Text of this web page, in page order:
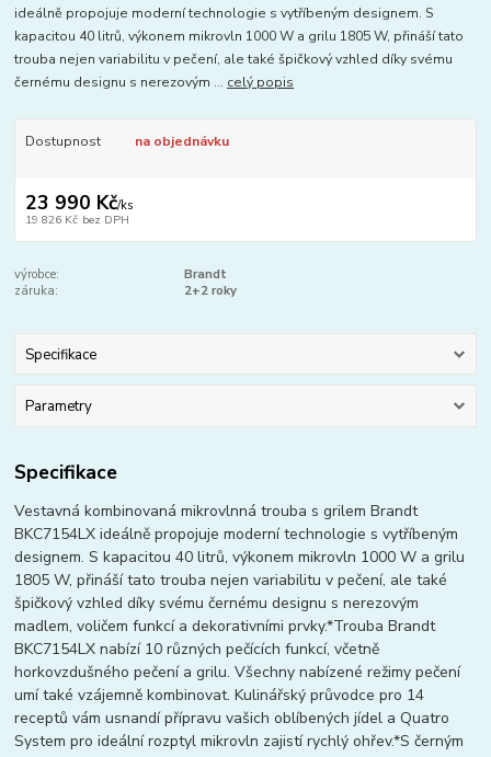
ideálně propojuje moderní technologie s vytříbeným designem. S
kapacitou 40 litrů, výkonem mikrovln 1000 W a grilu 1805 W, přináší tato
trouba nejen variabilitu v pečení, ale také špičkový vzhled díky svému
černému designu s nerezovým ... celý popis
Dostupnost na objednávku
23 990 Kč/ks
19 826 Kč bez DPH
výrobce:
Brandt
záruka:
2+2 roky
Specifikace
Parametry
Specifikace
Vestavná kombinovaná mikrovlnná trouba s grilem Brandt
BKC7154LX ideálně propojuje moderní technologie s vytříbeným
designem. S kapacitou 40 litrů, výkonem mikrovln 1000 W a grilu
1805 W, přináší tato trouba nejen variabilitu v pečení, ale také
špičkový vzhled díky svému černému designu s nerezovým
madlem, voličem funkcí a dekorativními prvky.*Trouba Brandt
BKC7154LX nabízí 10 různých pečících funkcí, včetně
horkovzdušného pečení a grilu. Všechny nabízené režimy pečení
umí také vzájemně kombinovat. Kulinářský průvodce pro 14
receptů vám usnandí přípravu vašich oblíbených jídel a Quatro
System pro ideální rozptyl mikrovln zajistí rychlý ohřev.*S černým